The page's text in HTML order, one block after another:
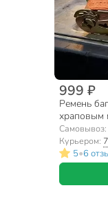
999 ₽
Ремень
храповым
Самовывоз:
Курьером:
5•6